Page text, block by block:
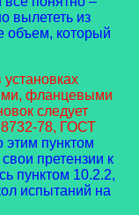
вылететь из
объем, который
фланцевыми
следует
8732-78, ГОСТ
этим пунктом
претензии к
пунктом 10.2.2,
испытаний на